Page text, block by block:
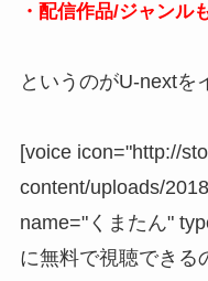
・配信作品/ジャンル
というのがU-nextを
[voice icon="http://
content/uploads/
name="くまたん"
に無料で視聴できる